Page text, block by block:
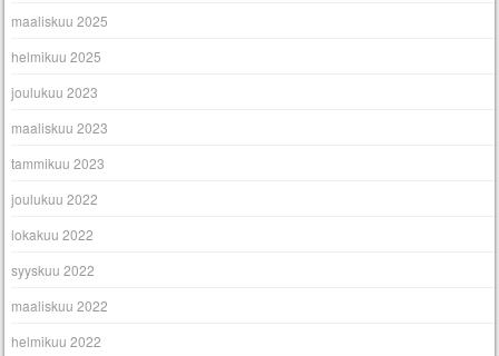
maaliskuu 2025
helmikuu 2025
joulukuu 2023
maaliskuu 2023
tammikuu 2023
joulukuu 2022
lokakuu 2022
syyskuu 2022
maaliskuu 2022
helmikuu 2022